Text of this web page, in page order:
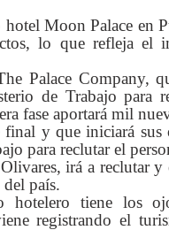
Moon Palace en
lo que refleja el
Palace Company,
de Trabajo para
fase aportará mil
y que iniciará sus
para reclutar el
irá a reclutar y
país.
tiene los
registrando el